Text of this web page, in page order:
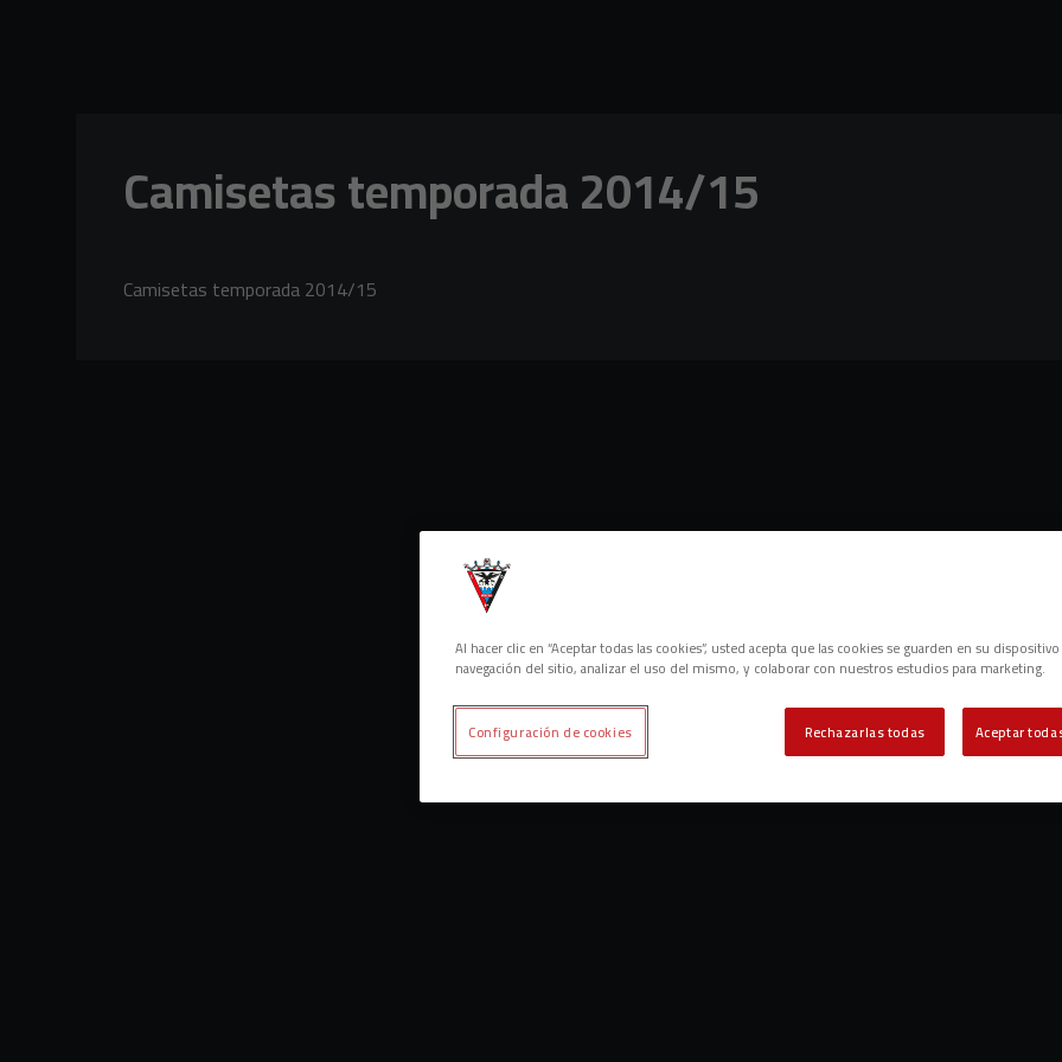
Camisetas temporada 2014/15
Camisetas temporada 2014/15
Al hacer clic en “Aceptar todas las cookies”, usted acepta que las cookies se guarden en su
navegación del sitio, analizar el uso del mismo, y colaborar con nuestros estudios para marketing.
Rechazarlas todas Aceptar
Configuración de cookies